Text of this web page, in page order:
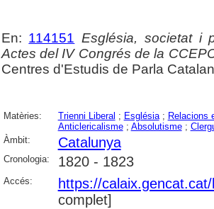
En: 114151 Església, societat i
Actes del IV Congrés de la
Centres d'Estudis de Parla
Matèries: Trienni Liberal ; Església; Relacions
Anticlericalisme; Absolutisme;
Àmbit:
Catalunya
Cronologia: 1820 - 1823
Accés:
https://
complet]